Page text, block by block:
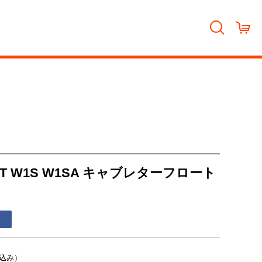
W1S W1SA キャブレターフロート
み）